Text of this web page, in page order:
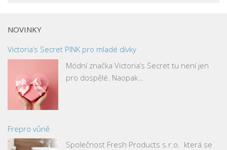
NOVINKY
Victoria’s Secret PINK pro mladé dívky
Módní značka Victoria’s Secret tu není jen
pro dospělé. Naopak…
Frepro vůně
Společnost Fresh Products s.r.o. která se